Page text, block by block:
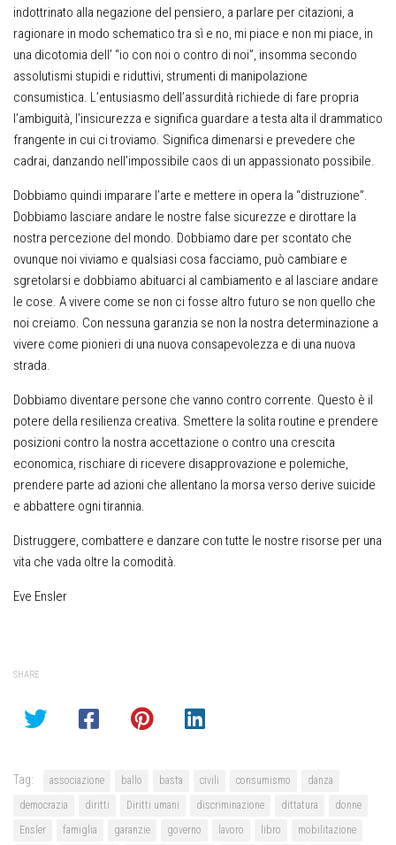
indottrinato alla negazione del pensiero, a parlare per citazioni, a
ragionare in modo schematico tra sì e no, mi piace e non mi piace, in
una dicotomia dell’ “io con noi o contro di noi”, insomma secondo
assolutismi stupidi e riduttivi, strumenti di manipolazione
consumistica. L’entusiasmo dell’assurdità richiede di fare propria
l’ambiguità, l’insicurezza e significa guardare a testa alta il drammatico
frangente in cui ci troviamo. Significa dimenarsi e prevedere che
cadrai, danzando nell’impossibile caos di un appassionato possibile.
Dobbiamo quindi imparare l’arte e mettere in opera la “distruzione”.
Dobbiamo lasciare andare le nostre false sicurezze e dirottare la
nostra percezione del mondo. Dobbiamo dare per scontato che
ovunque noi viviamo e qualsiasi cosa facciamo, può cambiare e
sgretolarsi e dobbiamo abituarci al cambiamento e al lasciare andare
le cose. A vivere come se non ci fosse altro futuro se non quello che
noi creiamo. Con nessuna garanzia se non la nostra determinazione a
vivere come pionieri di una nuova consapevolezza e di una nuova
strada.
Dobbiamo diventare persone che vanno contro corrente. Questo è il
potere della resilienza creativa. Smettere la solita routine e prendere
posizioni contro la nostra accettazione o contro una crescita
economica, rischiare di ricevere disapprovazione e polemiche,
prendere parte ad azioni che allentano la morsa verso derive suicide
e abbattere ogni tirannia.
Distruggere, combattere e danzare con tutte le nostre risorse per una
vita che vada oltre la comodità.
Eve Ensler
SHARE
Tag: associazione ballo basta civili consumismo
danza
democrazia
diritti Diritti umani discriminazione dittatura
donne
Ensler
famiglia garanzie governo lavoro libro
mobilitazione